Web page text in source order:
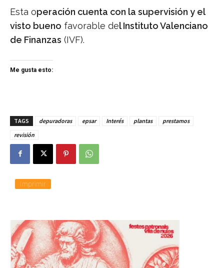
Esta operación cuenta con la supervisión y el
visto bueno favorable del Instituto Valenciano
de Finanzas (IVF).
Me gusta esto:
TAGS depuradoras epsar Interés plantas
prestamos
revisión
Imprimir